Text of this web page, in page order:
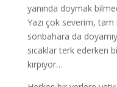
yanında doymak
Yazı çok severim,
sonbahara da
sıcaklar terk ederken
kırpıyor…